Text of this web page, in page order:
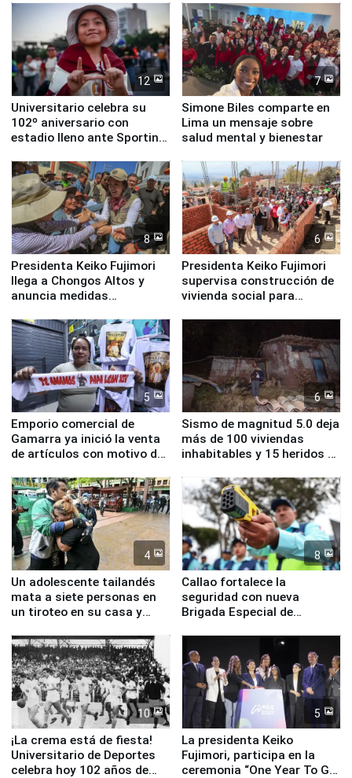
12
Universitario celebra su
102º aniversario con
estadio lleno ante Sporting
7
Simone Biles comparte en
Lima un mensaje sobre
salud mental y bienestar
8
Presidenta Keiko Fujimori
llega a Chongos Altos y
anuncia medidas
educación, salud y empleo
6
Presidenta Keiko Fujimori
supervisa construcción de
vivienda social para
5
Emporio comercial de
Gamarra ya inició la venta
de artículos con motivo de
6
Sismo de magnitud 5.0 deja
más de 100 viviendas
inhabitables y 15 heridos en
4
Un adolescente tailandés
mata a siete personas en
un tiroteo en su casa y
8
Callao fortalece la
seguridad con nueva
Brigada Especial de
equipamiento para
Serenazgo
10
¡La crema está de fiesta!
Universitario de Deportes
celebra hoy 102 años de
5
La presidenta Keiko
Fujimori, participa en la
ceremonia “One Year To Go